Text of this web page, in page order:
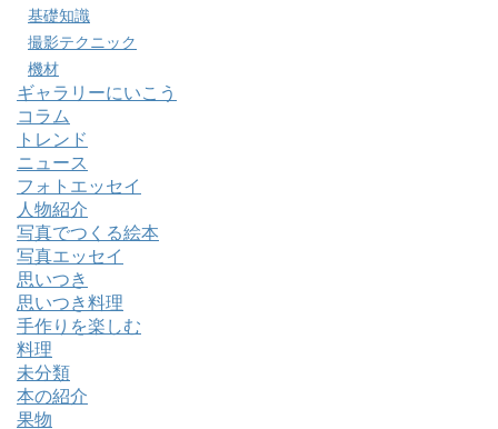
基礎知識
撮影テクニック
機材
ギャラリーにいこう
コラム
トレンド
ニュース
フォトエッセイ
人物紹介
写真でつくる絵本
写真エッセイ
思いつき
思いつき料理
手作りを楽しむ
料理
未分類
本の紹介
果物